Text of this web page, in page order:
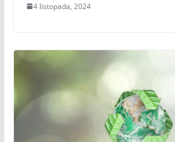
4 listopada, 2024